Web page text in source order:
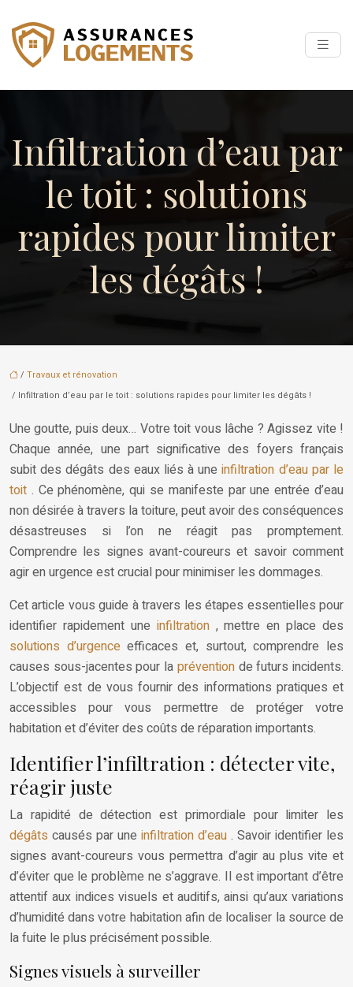
Infiltration d’eau par
le toit : solutions
rapides pour limiter
les dégâts !
/ Travaux et rénovation
/ Infiltration d’eau par le toit : solutions rapides pour limiter les dégâts !
Une goutte, puis deux… Votre toit vous lâche ? Agissez vite !
Chaque année, une part significative des foyers français
subit des dégâts des eaux liés à uneinfiltration d’eau par le
toit . Ce phénomène, qui se manifeste par une entrée d’eau
non désirée à travers la toiture, peut avoir des conséquences
désastreuses si l’on ne réagit pas promptement.
Comprendre les signes avant-coureurs et savoir comment
agir en urgence est crucial pour minimiser les dommages.
Cet article vous guide à travers les étapes essentielles pour
identifier rapidement une infiltration , mettre en place des
solutions d’urgenceefficaces et, surtout, comprendre les
causes sous-jacentes pour la prévention de futurs incidents.
L’objectif est de vous fournir des informations pratiques et
accessibles pour vous permettre de protéger votre
habitation et d’éviter des coûts de réparation importants.
Identifier l’infiltration : détecter vite,
réagir juste
La rapidité de détection est primordiale pour limiter les
dégâts causés par une infiltration d’eau . Savoir identifier les
signes avant-coureurs vous permettra d’agir au plus vite et
d’éviter que le problème ne s’aggrave. Il est important d’être
attentif aux indices visuels et auditifs, ainsi qu’aux variations
d’humidité dans votre habitation afin de localiser la source de
la fuite le plus précisément possible.
Signes visuels à surveiller